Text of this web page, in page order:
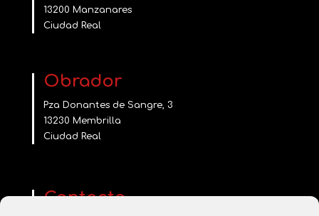
13200 Manzanares
Ciudad Real
Obrador
Pza Donantes de Sangre, 3
13230 Membrilla
Ciudad Real
Contacta